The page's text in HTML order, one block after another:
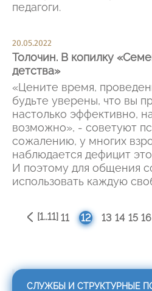
педагоги.
20.05.2022
Толочин. В копилку
детства»
«Цените время,
будьте уверены, что вы
настолько эффективно,
возможно», - советуют
сожалению, у многих
наблюдается дефицит
И поэтому для общения
использовать каждую
[1..11] 11 12 13 14 15 16
СЛУЖБЫ И СТРУКТУРНЫЕ